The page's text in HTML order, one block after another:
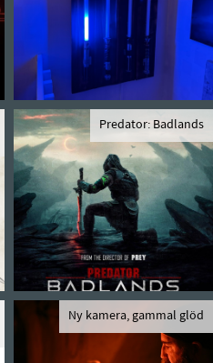
Predator: Badlands
Ny kamera, gammal glöd